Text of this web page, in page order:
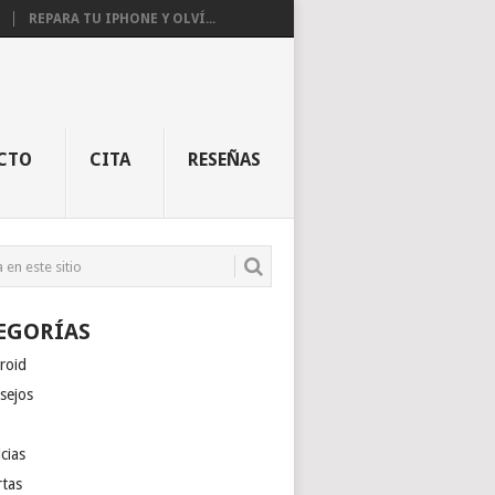
REPARA TU IPHONE Y OLVÍ...
CITA RESEÑAS